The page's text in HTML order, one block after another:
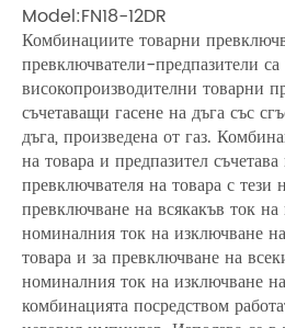
Model:FN18-12DR
Комбинациите товарни
превключватели-предпазители
високопроизводителни товарни
съчетаващи гасене на дъга със
дъга, произведена от газ.
на товара и предпазител
превключвателя на товара с тези
превключване на всякакъв ток на
номиналния ток на изключване
товара и за превключване на
номиналния ток на изключване
комбинацията посредством